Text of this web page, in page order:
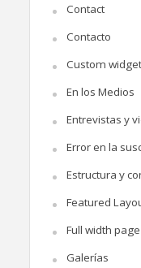
Contact
Contacto
Custom
En los Medios
Entrevistas y
Error en la
Estructura y
Featured
Full width page
Galerías